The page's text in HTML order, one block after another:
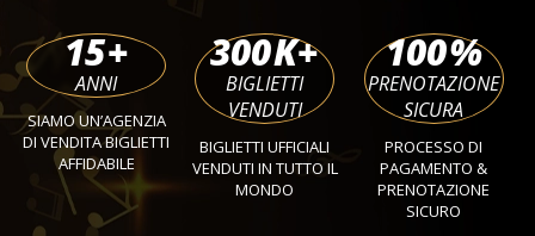
15+
ANNI
SIAMO UN’AGENZIA
DI VENDITA BIGLIETTI
AFFIDABILE
300K+
BIGLIETTI
VENDUTI
BIGLIETTI UFFICIALI
VENDUTI IN TUTTO IL
MONDO
100%
PRENOTAZIONE
SICURA
PROCESSO DI
PAGAMENTO &
PRENOTAZIONE
SICURO